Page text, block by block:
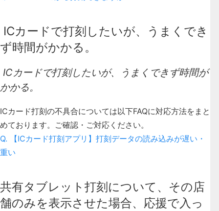
ICカードで打刻したいが、うまくでき
ず時間がかかる。
ICカードで打刻したいが、うまくできず時間が
かかる。
ICカード打刻の不具合については以下FAQに対応方法をまと
めております。ご確認・ご対応ください。
Q. 【ICカード打刻アプリ】打刻データの読み込みが遅い・
重い
共有タブレット打刻について、その店
舗のみを表示させた場合、応援で入っ